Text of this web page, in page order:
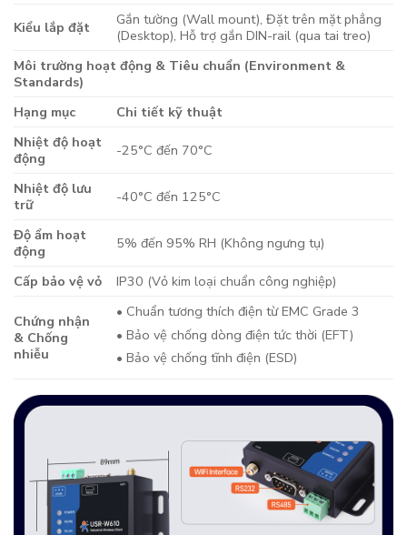
Kiểu lắp đặt
Gắn tường (Wall mount), Đặt trên mặt phẳng
(Desktop), Hỗ trợ gắn DIN-rail (qua tai treo)
Môi trường hoạt động & Tiêu chuẩn (Environment &
Standards)
Hạng mục
Chi tiết kỹ thuật
Nhiệt độ hoạt
động
-25°C đến 70°C
Nhiệt độ lưu
trữ
-40°C đến 125°C
Độ ẩm hoạt
động
5% đến 95% RH (Không ngưng tụ)
Cấp bảo vệ vỏ IP30 (Vỏ kim loại chuẩn công nghiệp)
Chứng nhận
& Chống
nhiễu
• Chuẩn tương thích điện từ EMC Grade 3
• Bảo vệ chống dòng điện tức thời (EFT)
• Bảo vệ chống tĩnh điện (ESD)